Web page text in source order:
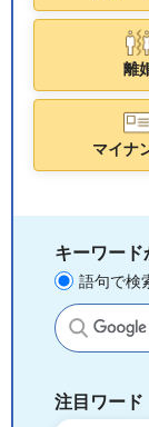
離
マイナ
キーワード
語句で検
サイト
注目ワード